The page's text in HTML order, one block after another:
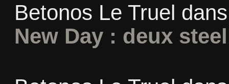
Betonos Le Truel
New Day : deux